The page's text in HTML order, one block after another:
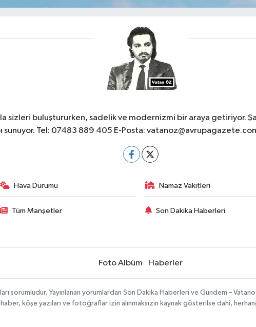
sizleri buluştururken, sadelik ve modernizmi bir araya getiriyor.
Tel: 07483 889 405 E-Posta:
Hava Durumu Namaz Vakitleri
Tüm Manşetler Son Dakika Haberleri
Foto Albüm Haberler
sorumludur. Yayınlanan yorumlardan Son Dakika Haberleri ve Gündem –
haber, köşe yazıları ve fotoğraflar izin alınmaksızın kaynak gösterilse dahi,